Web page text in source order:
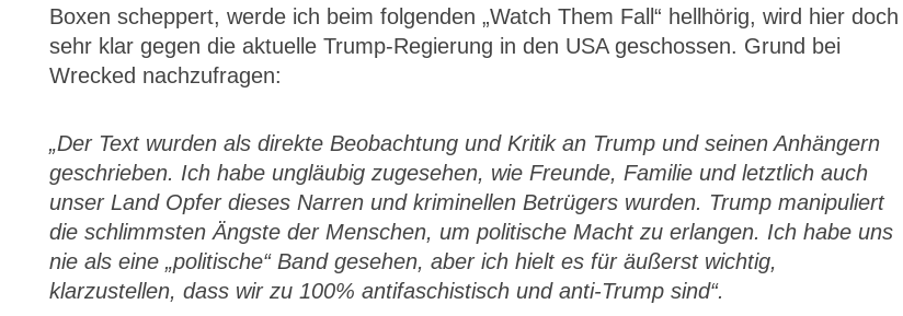
Boxen scheppert, werde ich beim folgenden „Watch Them Fall“ hellhörig, wird hier doch
sehr klar gegen die aktuelle Trump-Regierung in den USA geschossen. Grund bei
Wrecked nachzufragen:
„Der Text wurden als direkte Beobachtung und Kritik an Trump und seinen Anhängern
geschrieben. Ich habe ungläubig zugesehen, wie Freunde, Familie und letztlich auch
unser Land Opfer dieses Narren und kriminellen Betrügers wurden. Trump manipuliert
die schlimmsten Ängste der Menschen, um politische Macht zu erlangen. Ich habe uns
nie als eine „politische“ Band gesehen, aber ich hielt es für äußerst wichtig,
klarzustellen, dass wir zu 100% antifaschistisch und anti-Trump sind“.